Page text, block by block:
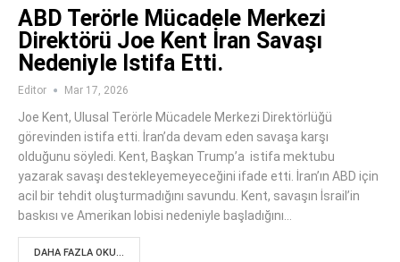
ABD Terörle Mücadele Merkezi
Direktörü Joe Kent İran Savaşı
Nedeniyle Istifa Etti.
Editor Mar 17, 2026
Joe Kent, Ulusal Terörle Mücadele Merkezi Direktörlüğü
görevinden istifa etti. İran’da devam eden savaşa karşı
olduğunu söyledi. Kent, Başkan Trump’a istifa mektubu
yazarak savaşı destekleyemeyeceğini ifade etti. İran’ın ABD için
acil bir tehdit oluşturmadığını savundu. Kent, savaşın İsrail’in
baskısı ve Amerikan lobisi nedeniyle başladığını…
DAHA FAZLA OKU...